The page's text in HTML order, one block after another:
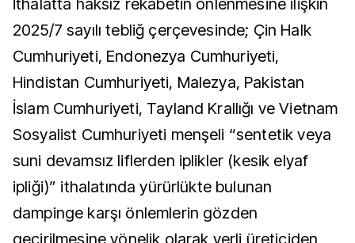
İthalatta haksız rekabetin önlenmesine ilişkin
2025/7 sayılı tebliğ çerçevesinde; Çin Halk
Cumhuriyeti, Endonezya Cumhuriyeti,
Hindistan Cumhuriyeti, Malezya, Pakistan
İslam Cumhuriyeti, Tayland Krallığı ve Vietnam
Sosyalist Cumhuriyeti menşeli “sentetik veya
suni devamsız liflerden iplikler (kesik elyaf
ipliği)” ithalatında yürürlükte bulunan
dampinge karşı önlemlerin gözden
geçirilmesine yönelik olarak yerli üreticiden